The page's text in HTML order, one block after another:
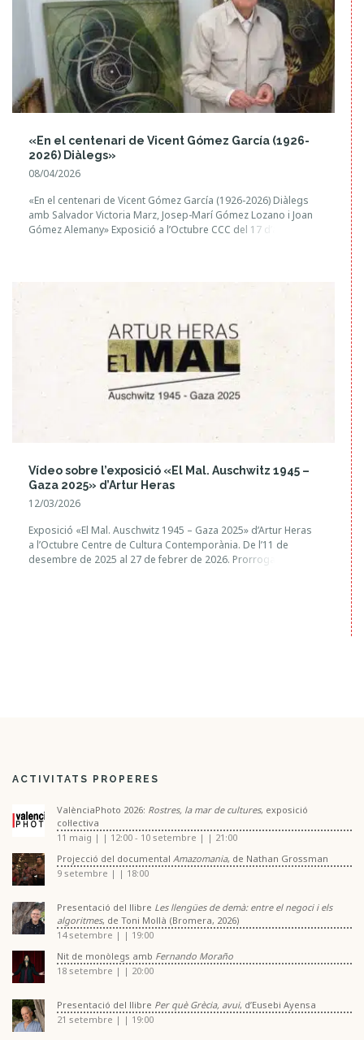
«En el centenari de Vicent Gómez García (1926-
2026) Diàlegs»
08/04/2026
«En el centenari de Vicent Gómez García (1926-2026) Diàlegs
amb Salvador Victoria Marz, Josep-Marí Gómez Lozano i Joan
Gómez Alemany» Exposició a l’Octubre CCC del 17 d’abril al 30
Vídeo sobre l’exposició «El Mal. Auschwitz 1945 –
Gaza 2025» d’Artur Heras
12/03/2026
Exposició «El Mal. Auschwitz 1945 – Gaza 2025» d’Artur Heras
a l’Octubre Centre de Cultura Contemporània. De l’11 de
desembre de 2025 al 27 de febrer de 2026. Prorrogada fins al
ACTIVITATS PROPERES
ValènciaPhoto 2026: Rostres, la mar de cultures, exposició
col·lectiva
11 maig | | 12:00 - 10 setembre | | 21:00
Projecció del documental Amazomania, de Nathan Grossman
9 setembre | | 18:00
Presentació del llibre Les llengües de demà: entre el negoci i els
algoritmes, de Toni Mollà (Bromera, 2026)
14 setembre | | 19:00
Nit de monòlegs amb Fernando Moraño
18 setembre | | 20:00
Presentació del llibre Per què Grècia, avui, d’Eusebi Ayensa
21 setembre | | 19:00